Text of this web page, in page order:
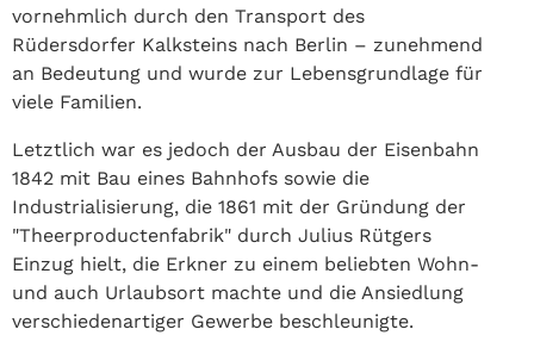
vornehmlich durch den Transport des
Rüdersdorfer Kalksteins nach Berlin – zunehmend
an Bedeutung und wurde zur Lebensgrundlage für
viele Familien.
Letztlich war es jedoch der Ausbau der Eisenbahn
1842 mit Bau eines Bahnhofs sowie die
Industrialisierung, die 1861 mit der Gründung der
"Theerproductenfabrik" durch Julius Rütgers
Einzug hielt, die Erkner zu einem beliebten Wohn-
und auch Urlaubsort machte und die Ansiedlung
verschiedenartiger Gewerbe beschleunigte.